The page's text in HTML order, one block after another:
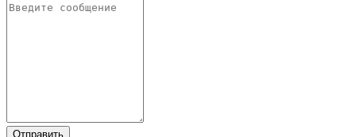
Отправить